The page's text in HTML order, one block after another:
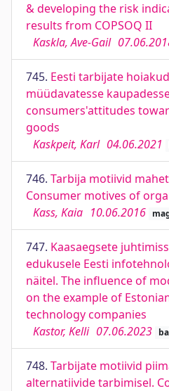
& developing the risk
results from COPSOQ II
Kaskla, Ave-Gail
745. Eesti tarbijate
müüdavatesse
consumers'attitudes
goods
Kaskpeit, Karl 04.06.2021
746. Tarbija motiivid
Consumer motives of
Kass, Kaia 10.06.2016
747. Kaasaegsete
edukusele Eesti
näitel. The influence of
on the example of
technology companies
Kastor, Kelli 07.06.2023
748. Tarbijate motiivid
alternatiivide tarbimisel.